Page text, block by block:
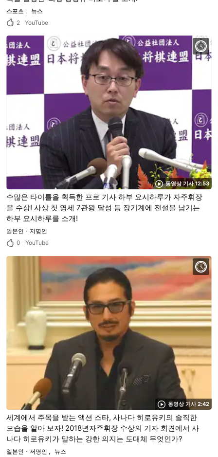
스포츠
뉴스
2
YouTube
동영상 기사 12:53
수많은 타이틀을 획득한 프로 기사 하부 요시하루가 자주휘장
을 수상! 사상 첫 영세 7관왕 달성 등 장기계에 전설을 남기는
하부 요시하루를 소개!
일본인・저명인
0
YouTube
동영상 기사 2:42
세계에서 주목을 받는 액션 스타, 사나다 히로유키의 솔직한
모습을 알아 보자! 2018년자주휘장 수상의 기자 회견에서 사
나다 히로유키가 말하는 강한 의지는 도대체 무엇인가?
일본인・저명인 뉴스